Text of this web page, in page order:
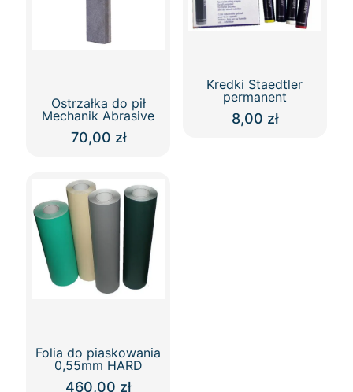
Ostrzałka do pił
Mechanik Abrasive
70,00 zł
ma
wiele
wariantów.
Opcje
można
wybrać
stronie
Kredki Staedtler
permanent
8,00 zł
Folia do piaskowania
0,55mm HARD
460,00 zł